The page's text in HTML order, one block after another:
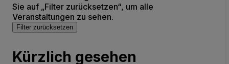
Sie auf „Filter zurücksetzen“, um alle
Veranstaltungen zu sehen.
Filter zurücksetzen
Kürzlich gesehen